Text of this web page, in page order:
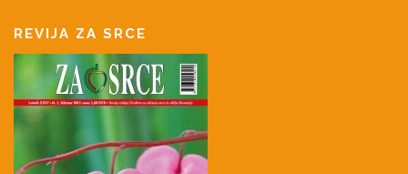
REVIJA ZA SRCE